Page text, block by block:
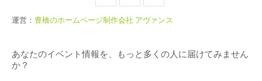
運営： 豊橋のホームページ制作会社 アヴァンス
あなたのイベント情報を、もっと多くの人に届けてみません
か？